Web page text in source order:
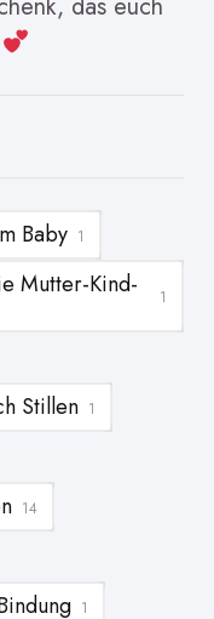
das euch
Baby 1
Mutter-Kind- 1
Stillen 1
14
1